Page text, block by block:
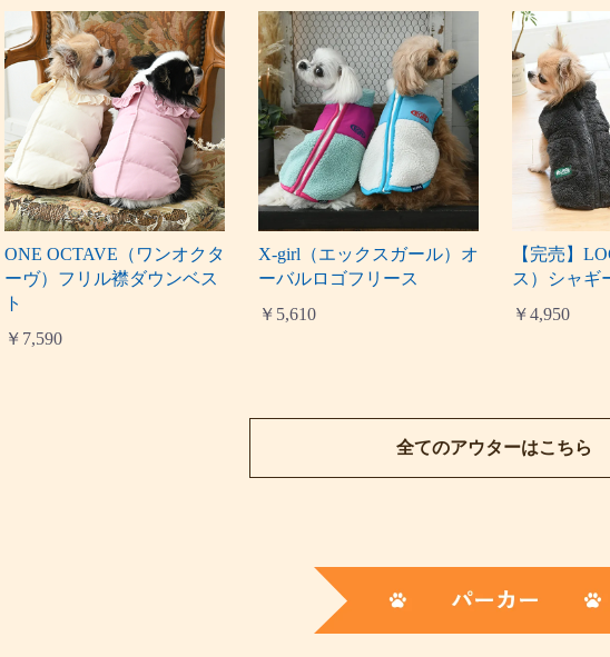
ONE OCTAVE（ワンオクタ
ーヴ）フリル襟ダウンベス
ト
￥7,590
X-girl（エックスガール）オ
ーバルロゴフリース
￥5,610
【完売】
ス）シャギ
￥4,950
全てのアウターはこちら